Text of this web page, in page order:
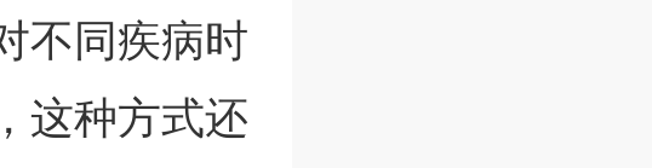
不同疾病时
这种方式还